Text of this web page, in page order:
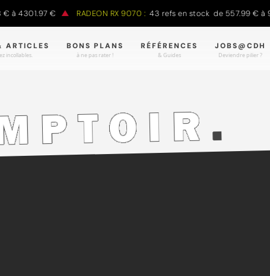
4301.97 € RADEON RX 9070 : 43 refs en stock de 557.99 € à
ARTICLES
incollables.
BONS PLANS
à ne pas rater !
RÉFÉRENCES
& Guides
JOBS@CDH
Deviendre pilier ?